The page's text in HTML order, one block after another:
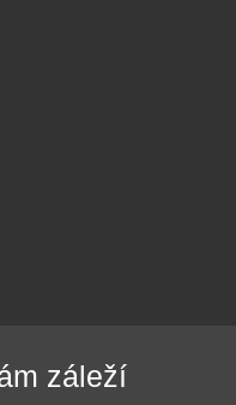
záleží